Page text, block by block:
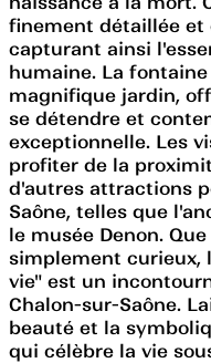
finement détaillée et
capturant ainsi
humaine. La
magnifique jardin,
se détendre et
exceptionnelle. Les
profiter de la
d'autres attractions
Saône, telles que
le musée Denon.
simplement curieux,
vie" est un
Chalon-sur-Saône.
beauté et la
qui célèbre la vie